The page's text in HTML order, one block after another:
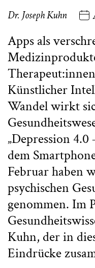
Dr. Joseph Kuhn
Apps als
Künstlicher
Wandel wirkt
„Depression
dem
Februar haben
psychischen
genommen. Im
Kuhn, der in
Eindrücke